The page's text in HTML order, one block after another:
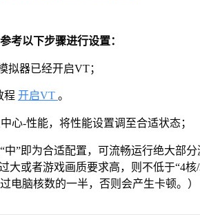
考以下步骤进行设置：
拟器已经开启VT；
程 开启VT 。
心-性能，将性能设置调至合适状态；
中”即为合适配置，可流畅运行绝大部
大或者游戏画质要求高，则不低于“4
电脑核数的一半，否则会产生卡顿。）